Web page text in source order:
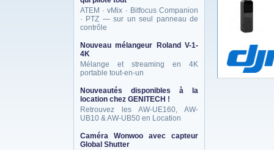
ATEM · vMix · Bitfocus Companion
· PTZ — sur un seul panneau de
contrôle
Nouveau mélangeur Roland V-1-
4K
Mélange et streaming en 4K
portable tout-en-un
Nouveautés disponibles à la
location chez GENITECH !
Retrouvez les AW-UE160, AW-
UB10 & AW-UB50 en Location
Caméra Wonwoo avec capteur
Global Shutter